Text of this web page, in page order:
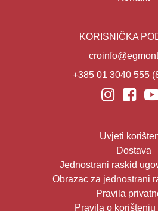
KORISNIČKA
+385 01 3040 555
Uvjeti
Dostava
Jednostrani raskid
Obrazac za jednostrani
Pravila
Pravila o